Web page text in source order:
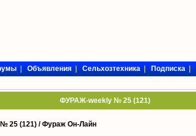
|Объявления|Сельхозтехника|Подписка|
ФУРАЖ-weekly № 25 (121)
25 (121) /Фураж Он-Лайн